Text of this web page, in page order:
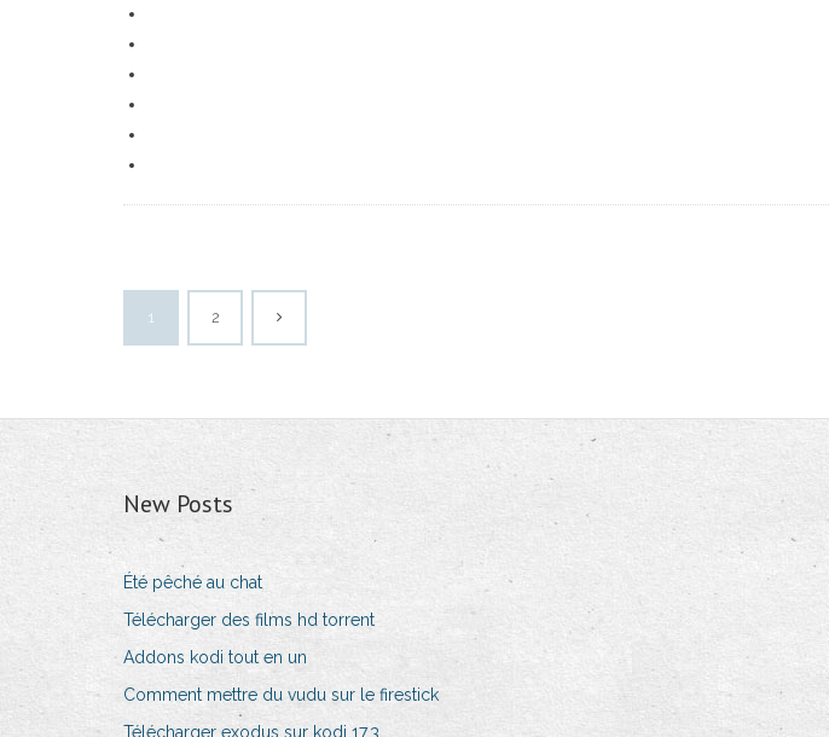
1 2
New Posts
Été pêché au chat
Télécharger des films hd torrent
Addons kodi tout en un
Comment mettre du vudu sur le firestick
Télécharger exodus sur kodi 17.3